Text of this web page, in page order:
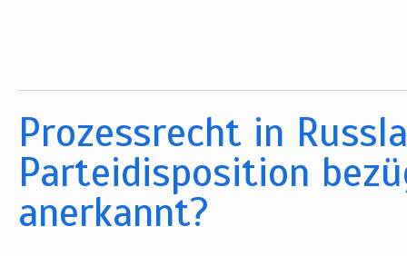
Prozessrecht in
Parteidisposition
anerkannt?